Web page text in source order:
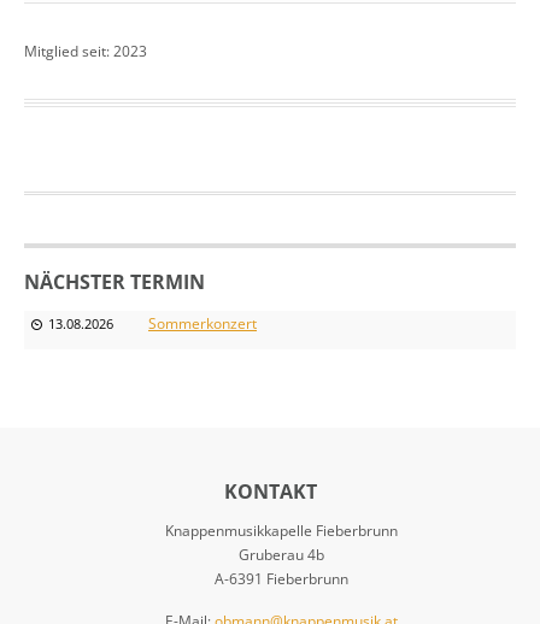
Mitglied seit: 2023
NÄCHSTER TERMIN
13.08.2026 Sommerkonzert
KONTAKT
Knappenmusikkapelle Fieberbrunn
Gruberau 4b
A-6391 Fieberbrunn